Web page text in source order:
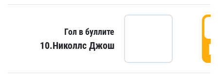
Гол в буллите
10.Николлс Джош